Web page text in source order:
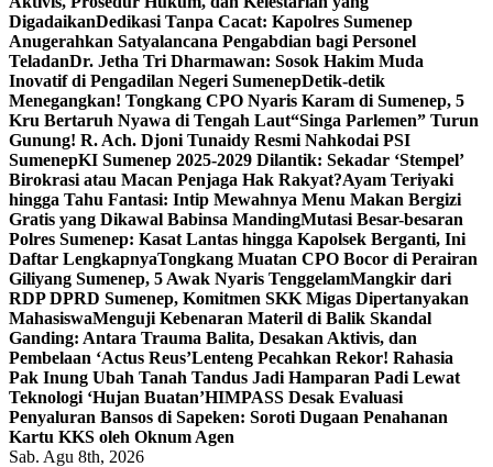
DigadaikanDedikasi Tanpa Cacat: Kapolres Sumenep
Anugerahkan Satyalancana Pengabdian bagi Personel
TeladanDr. Jetha Tri Dharmawan: Sosok Hakim Muda
Inovatif di Pengadilan Negeri SumenepDetik-detik
Menegangkan! Tongkang CPO Nyaris Karam di Sumenep, 5
Kru Bertaruh Nyawa di Tengah Laut“Singa Parlemen” Turun
Gunung! R. Ach. Djoni Tunaidy Resmi Nahkodai PSI
SumenepKI Sumenep 2025-2029 Dilantik: Sekadar ‘Stempel’
Birokrasi atau Macan Penjaga Hak Rakyat?Ayam Teriyaki
hingga Tahu Fantasi: Intip Mewahnya Menu Makan Bergizi
Gratis yang Dikawal Babinsa MandingMutasi Besar-besaran
Polres Sumenep: Kasat Lantas hingga Kapolsek Berganti, Ini
Daftar LengkapnyaTongkang Muatan CPO Bocor di Perairan
Giliyang Sumenep, 5 Awak Nyaris TenggelamMangkir dari
RDP DPRD Sumenep, Komitmen SKK Migas Dipertanyakan
MahasiswaMenguji Kebenaran Materil di Balik Skandal
Ganding: Antara Trauma Balita, Desakan Aktivis, dan
Pembelaan ‘Actus Reus’Lenteng Pecahkan Rekor! Rahasia
Pak Inung Ubah Tanah Tandus Jadi Hamparan Padi Lewat
Teknologi ‘Hujan Buatan’HIMPASS Desak Evaluasi
Penyaluran Bansos di Sapeken: Soroti Dugaan Penahanan
Kartu KKS oleh Oknum Agen
Sab. Agu 8th, 2026